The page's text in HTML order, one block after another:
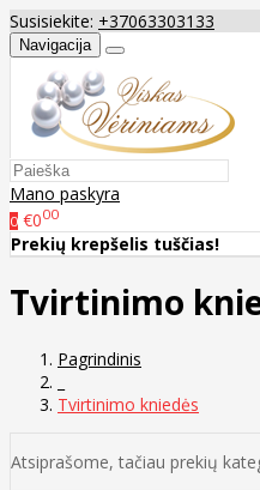
Susisiekite: +37063303133
Navigacija
Mano paskyra
0 €000
Prekių krepšelis tuščias!
Tvirtinimo
Pagrindinis
Tvirtinimo kniedės
Atsiprašome, tačiau prekių